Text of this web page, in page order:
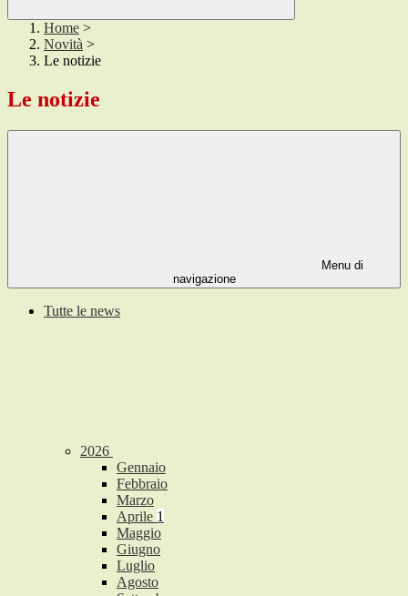
Home >
Novità >
Le notizie
Le notizie
Menu di
navigazione
Tutte le news
2026
Gennaio
Febbraio
Marzo
Aprile 1
Maggio
Giugno
Luglio
Agosto